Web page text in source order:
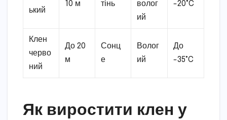
ький
10 м тінь
волог
ий
-20°C
Клен
черво
ний
До 20
м
Сонц
е
Волог
ий
До
-35°C
Як виростити клен у